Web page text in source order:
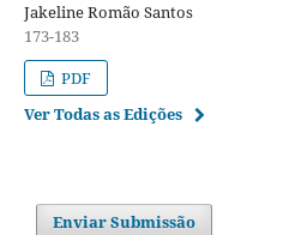
Jakeline Romão Santos
173-183
PDF
Ver Todas as Edições
Enviar Submissão